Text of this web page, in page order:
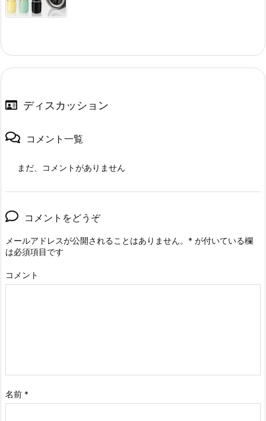
ディスカッション
コメント一覧
まだ、コメントがありません
コメントをどうぞ
メールアドレスが公開されることはありません。 * が付いている欄
は必須項目です
コメント
名前 *